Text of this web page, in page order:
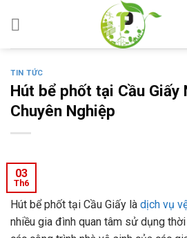
TIN TỨC
Hút bể phốt tại Cầu Giấy
Chuyên Nghiệp
03
Th6
Hút bể phốt tại Cầu Giấy là dịch vụ
nhiều gia đình quan tâm sử dụng